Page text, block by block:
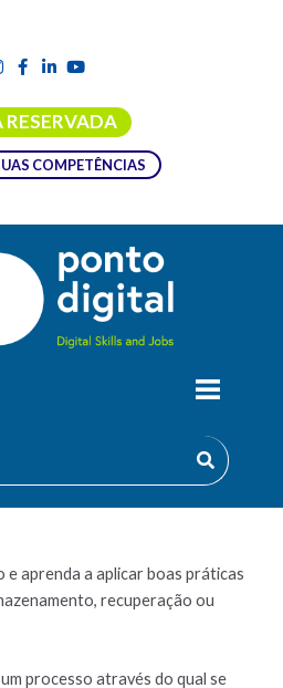
RESERVADA
COMPETÊNCIAS
aprenda a aplicar boas práticas
recuperação ou
processo através do qual se